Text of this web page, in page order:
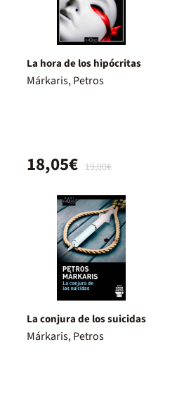
La hora de los hipócritas
Márkaris, Petros
19,00€
18,05€
La conjura de los suicidas
Márkaris, Petros